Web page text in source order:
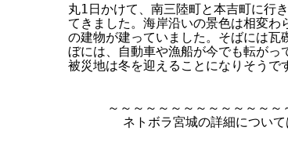
丸1日かけて、南三陸町と本吉町に行
てきました。海岸沿いの景色は相変
の建物が建っていました。そばには
ぼには、自動車や漁船が今でも転がっ
被災地は冬を迎えることになりそうで
～～～～～～～～～～～～～～
ネトボラ宮城の詳細について